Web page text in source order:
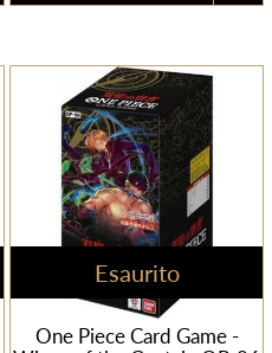
Esaurito
One Piece Card Game -